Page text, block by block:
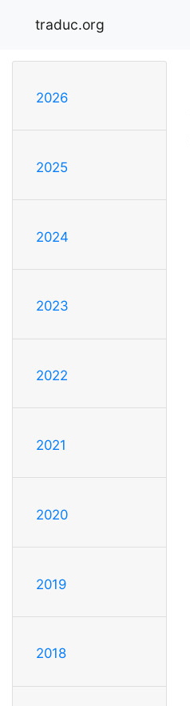
traduc.org
2026
2025
2024
2023
2022
2021
2020
2019
2018